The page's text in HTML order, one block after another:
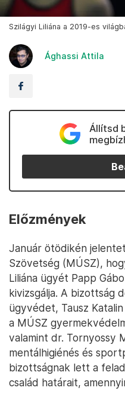
Szilágyi Liliána a 2019-es
Ághassi Attila
Állítsd
Előzmények
Január ötödikén
Szövetség (MÚSZ),
Liliána ügyét Papp
kivizsgálja. A bizottság
ügyvédet, Tausz
a MÚSZ
valamint dr. Tornyossy
mentálhigiénés és
bizottságnak lett a
család határait,